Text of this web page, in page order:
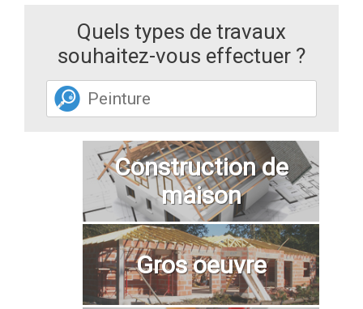
Quels types de travaux
souhaitez-vous effectuer ?
Construction de
maison
Gros oeuvre